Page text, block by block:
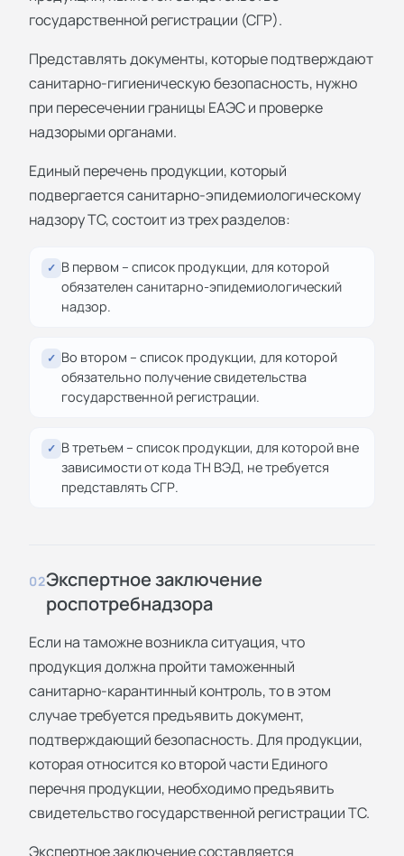
государственной регистрации (СГР).
Представлять документы, которые подтверждают
санитарно-гигиеническую безопасность, нужно
при пересечении границы ЕАЭС и проверке
надзорыми органами.
Единый перечень продукции, который
подвергается санитарно-эпидемиологическому
надзору ТС, состоит из трех разделов:
✓ В первом – список продукции, для которой
обязателен санитарно-эпидемиологический
надзор.
✓ Во втором – список продукции, для которой
обязательно получение свидетельства
государственной регистрации.
✓ В третьем – список продукции, для которой вне
зависимости от кода ТН ВЭД, не требуется
представлять СГР.
02Экспертное заключение
роспотребнадзора
Если на таможне возникла ситуация, что
продукция должна пройти таможенный
санитарно-карантинный контроль, то в этом
случае требуется предъявить документ,
подтверждающий безопасность. Для продукции,
которая относится ко второй части Единого
перечня продукции, необходимо предъявить
свидетельство государственной регистрации ТС.
Экспертное заключение составляется